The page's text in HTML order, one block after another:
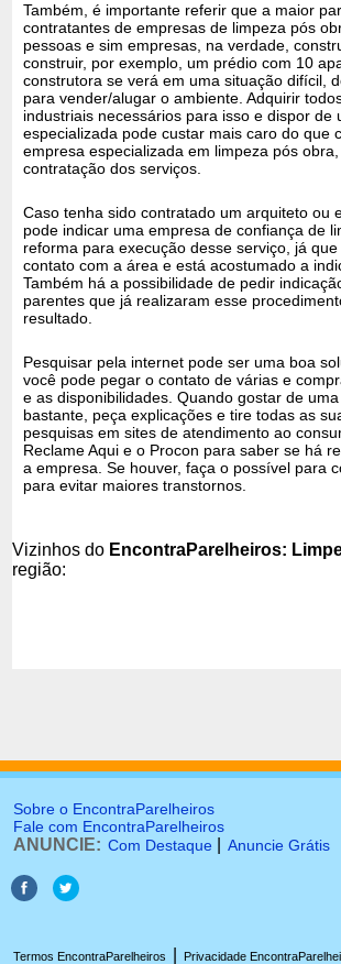
Também, é importante referir que a maior
contratantes de empresas de limpeza pós
pessoas e sim empresas, na verdade,
construir, por exemplo, um prédio com 10
construtora se verá em uma situação difícil,
para vender/alugar o ambiente. Adquirir
industriais necessários para isso e dispor de
especializada pode custar mais caro do que
empresa especializada em limpeza pós
contratação dos serviços.
Caso tenha sido contratado um arquiteto ou
pode indicar uma empresa de confiança de
reforma para execução desse serviço, já
contato com a área e está acostumado a
Também há a possibilidade de pedir
parentes que já realizaram esse
resultado.
Pesquisar pela internet pode ser uma boa
você pode pegar o contato de várias e
e as disponibilidades. Quando gostar de
bastante, peça explicações e tire todas as
pesquisas em sites de atendimento ao
Reclame Aqui e o Procon para saber se há
a empresa. Se houver, faça o possível para
para evitar maiores transtornos.
Vizinhos do EncontraParelheiros:
região:
Sobre o EncontraParelheiros
Fale com EncontraParelheiros
ANUNCIE: Com Destaque Anuncie Grátis
Termos EncontraParelheiros Privacidade